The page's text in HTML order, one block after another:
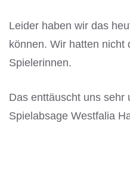
Leider haben wir das
können. Wir hatten nicht
Spielerinnen.
Das enttäuscht uns sehr
Spielabsage Westfalia